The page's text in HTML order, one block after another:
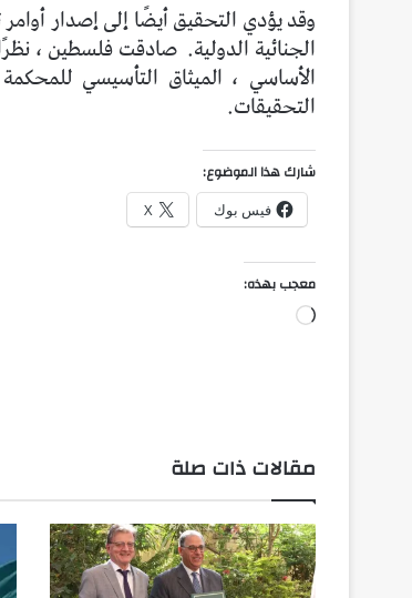
وقد يؤدي التحقيق أيضًا إلى إصدار
الجنائية الدولية.
الأساسي ، الميثاق التأسيسي
التحقيقات.
شارك هذا الموضوع:
فيس بوك X
معجب بهذه:
جاري
مقالات ذات صلة